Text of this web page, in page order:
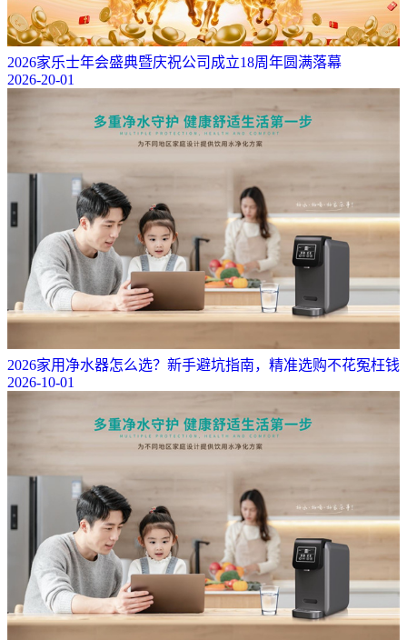
2026家乐士年会盛典暨庆祝公司成立18周年圆满落幕
2026-20-01
2026家用净水器怎么选？新手避坑指南，精准选购不花冤枉钱
2026-10-01